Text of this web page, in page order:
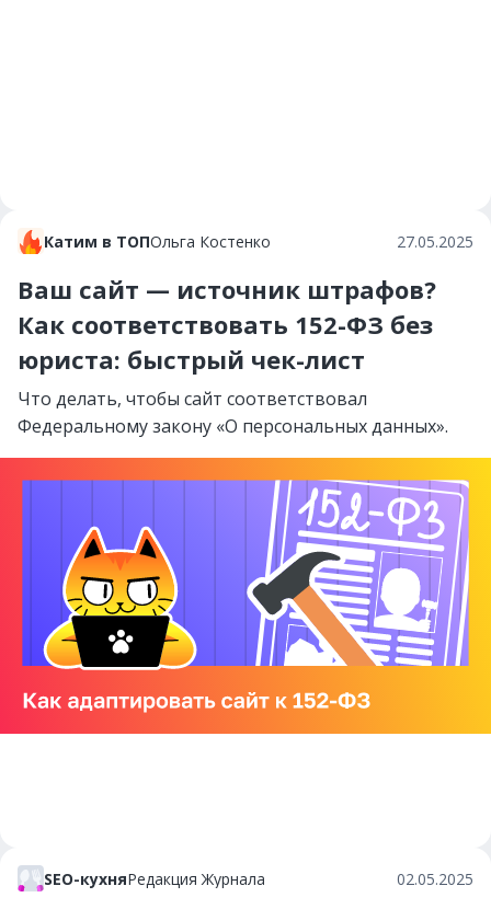
Катим в ТОПОльга Костенко 27.05.2025
Ваш сайт — источник штрафов?
Как соответствовать 152-ФЗ без
юриста: быстрый чек-лист
Что делать, чтобы сайт соответствовал
Федеральному закону «О персональных данных».
SEO-кухняРедакция Журнала 02.05.2025